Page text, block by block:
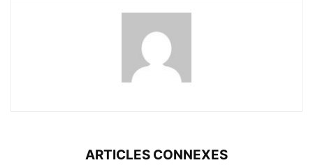
ARTICLES CONNEXES